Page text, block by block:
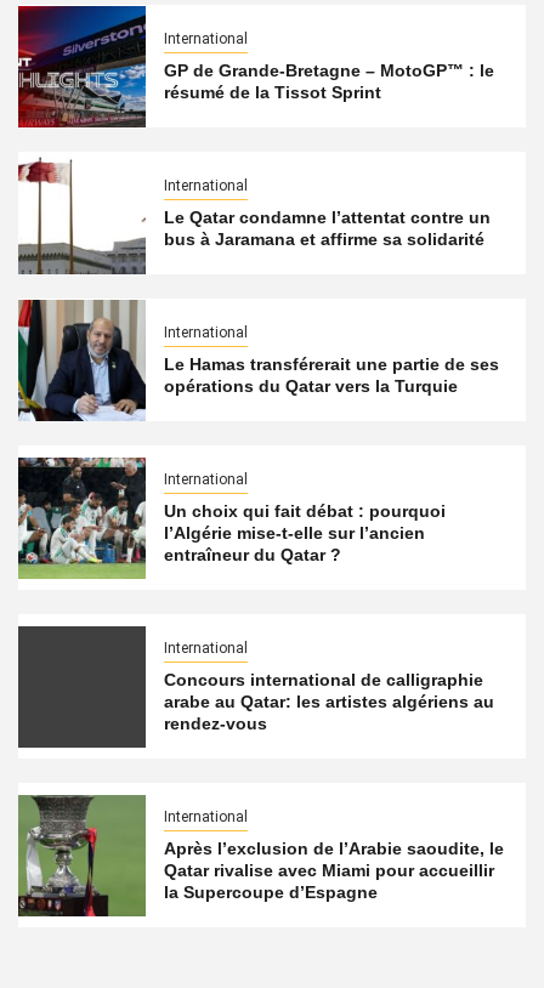
International
GP de Grande-Bretagne – MotoGP™ : le
résumé de la Tissot Sprint
International
Le Qatar condamne l’attentat contre un
bus à Jaramana et affirme sa solidarité
International
Le Hamas transférerait une partie de ses
opérations du Qatar vers la Turquie
International
Un choix qui fait débat : pourquoi
l’Algérie mise-t-elle sur l’ancien
entraîneur du Qatar ?
International
Concours international de calligraphie
arabe au Qatar: les artistes algériens au
rendez-vous
International
Après l’exclusion de l’Arabie saoudite, le
Qatar rivalise avec Miami pour accueillir
la Supercoupe d’Espagne